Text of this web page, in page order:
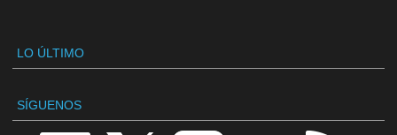
LO ÚLTIMO
SÍGUENOS